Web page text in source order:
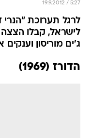
19.9.2012 / 5:27
לרגל תערוכת "הנרי
לישראל, קבלו הצצה
ג'ים מוריסון וענקים
הדורז (1969)